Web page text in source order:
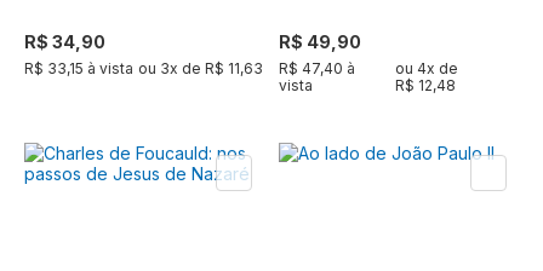
R$ 34,90
R$ 33,15 à vista ou 3x de R$ 11,63
R$ 49,90
R$ 47,40 à
vista
ou 4x de
R$ 12,48